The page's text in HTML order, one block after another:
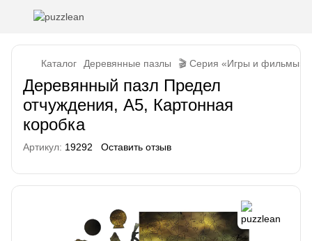
Каталог Деревянные пазлы 🎬 Серия «Игры и фильмы»
Деревянный пазл Предел
отчуждения, А5, Картонная
коробка
Артикул: 19292 Оставить отзыв